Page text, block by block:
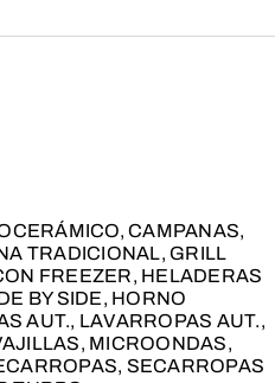
CAMPANAS,
TRADICIONAL, GRILL
FREEZER, HELADERAS
BY SIDE, HORNO
AUT., LAVARROPAS AUT.,
MICROONDAS,
SECARROPAS